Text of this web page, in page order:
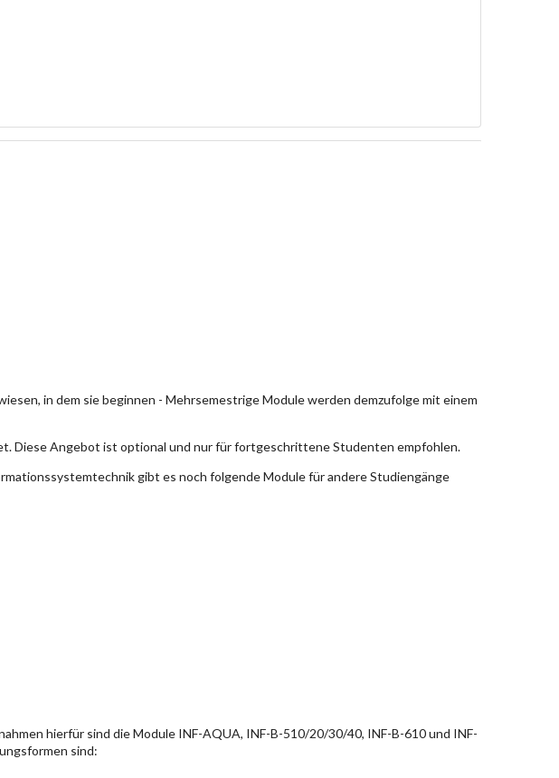
in dem sie beginnen - Mehrsemestrige Module werden demzufolge mit einem
Diese Angebot ist optional und nur für fortgeschrittene Studenten empfohlen.
gibt es noch folgende Module für andere Studiengänge
hierfür sind die Module INF-AQUA, INF-B-510/20/30/40, INF-B-610 und INF-
sind: